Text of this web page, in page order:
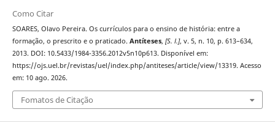
Como Citar
SOARES, Olavo Pereira. Os currículos para o ensino de história: entre a
formação, o prescrito e o praticado. Antíteses, [S. l.], v. 5, n. 10, p. 613–634,
2013. DOI: 10.5433/1984-3356.2012v5n10p613. Disponível em:
https://ojs.uel.br/revistas/uel/index.php/antiteses/article/view/13319. Acesso
em: 10 ago. 2026.
Fomatos de Citação